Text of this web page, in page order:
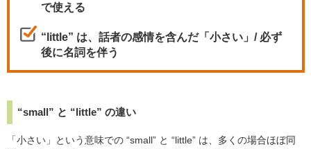
で使える
“little” は、話者の感情を含んだ「小さい」/ 必ず
後に名詞を伴う
“small” と “little” の違い
「小さい」という意味での “small” と “little” は、多くの場合ほぼ同